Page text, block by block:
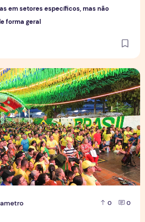
em setores específicos, mas não
forma geral
0 0
Copa mobiliza moradores e